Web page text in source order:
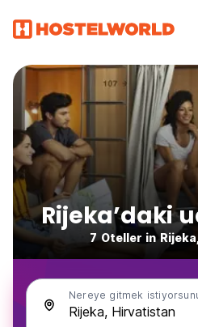
Rijeka’daki
7 Oteller in
Nereye gitmek